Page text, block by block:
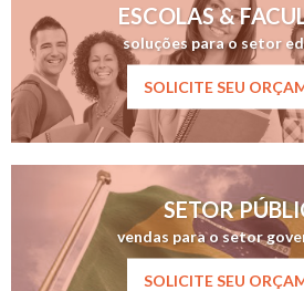
ESCOLAS &
soluções para o setor
SOLICITE SEU
SETOR
vendas para o setor
SOLICITE SEU